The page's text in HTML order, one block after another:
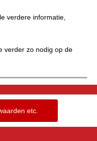
verdere informatie,
verder zo nodig op de
etc.